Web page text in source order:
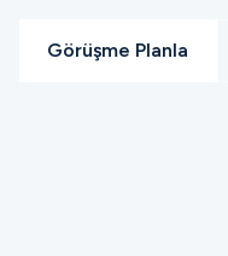
Görüşme Planla